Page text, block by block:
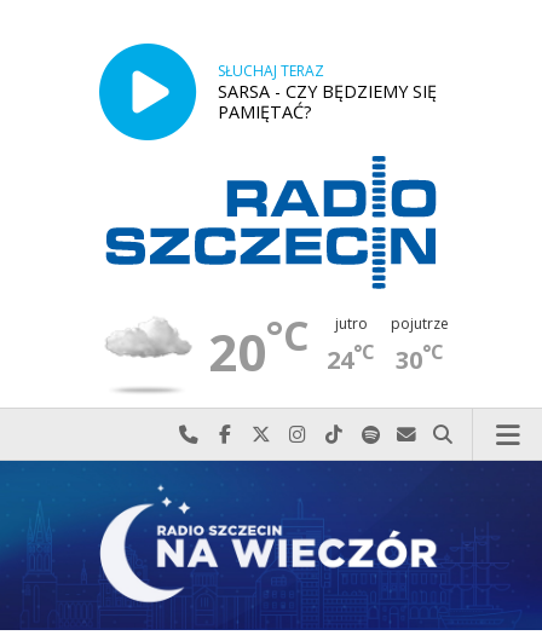
SŁUCHAJ TERAZ
SARSA - CZY BĘDZIEMY SIĘ
PAMIĘTAĆ?
20°C jutro
24°C
pojutrze
30°C
Najlepiej po prostu do nas zadzwoń
Odwiedź nas na Facebook-u
Odwiedź nas na X
Odwiedź nas na Instagram-ie
Odwiedź nas na TikTok-u
Szukaj nas na Spotify
Wyślij do nas
Szukaj